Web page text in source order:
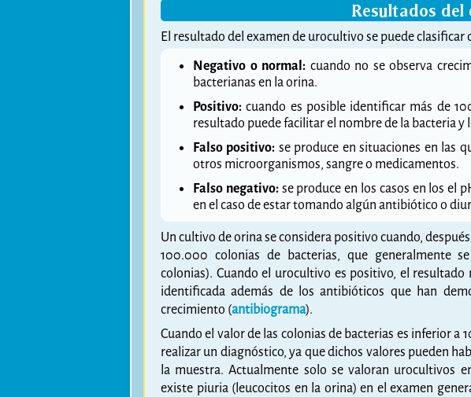
Resultados del
El resultado del examen de urocultivo se puede clasificar
Negativo o normal: cuando no se observa
bacterianas en la orina.
Positivo: cuando es posible identificar más de
resultado puede facilitar el nombre de la bacteria
Falso positivo: se produce en situaciones en las
otros microorganismos, sangre o medicamentos.
Falso negativo:se produce en los casos en los el
en el caso de estar tomando algún antibiótico o
Un cultivo de orina se considera positivo cuando,
100.000 colonias de bacterias, que generalmente
colonias). Cuando el urocultivo es positivo, el
identificada además de los antibióticos que han
crecimiento (antibiograma).
Cuando el valor de las colonias de bacterias es inferior a
realizar un diagnóstico, ya que dichos valores pueden
la muestra. Actualmente solo se valoran urocultivos
existe piuria (leucocitos en la orina) en el examen